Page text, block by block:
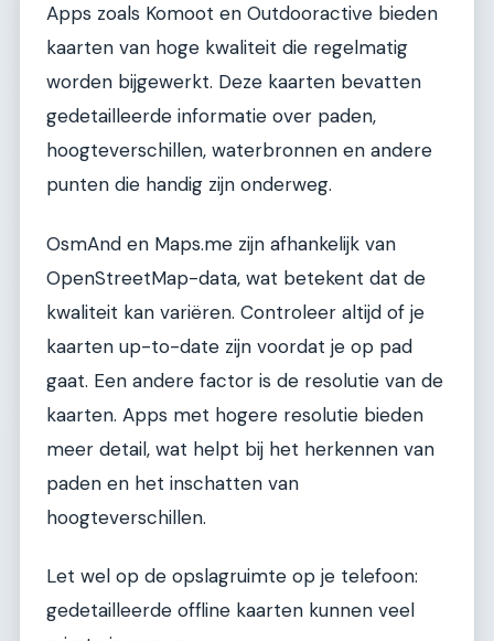
Apps zoals Komoot en Outdooractive bieden
kaarten van hoge kwaliteit die regelmatig
worden bijgewerkt. Deze kaarten bevatten
gedetailleerde informatie over paden,
hoogteverschillen, waterbronnen en andere
punten die handig zijn onderweg.
OsmAnd en Maps.me zijn afhankelijk van
OpenStreetMap-data, wat betekent dat de
kwaliteit kan variëren. Controleer altijd of je
kaarten up-to-date zijn voordat je op pad
gaat. Een andere factor is de resolutie van de
kaarten. Apps met hogere resolutie bieden
meer detail, wat helpt bij het herkennen van
paden en het inschatten van
hoogteverschillen.
Let wel op de opslagruimte op je telefoon:
gedetailleerde offline kaarten kunnen veel